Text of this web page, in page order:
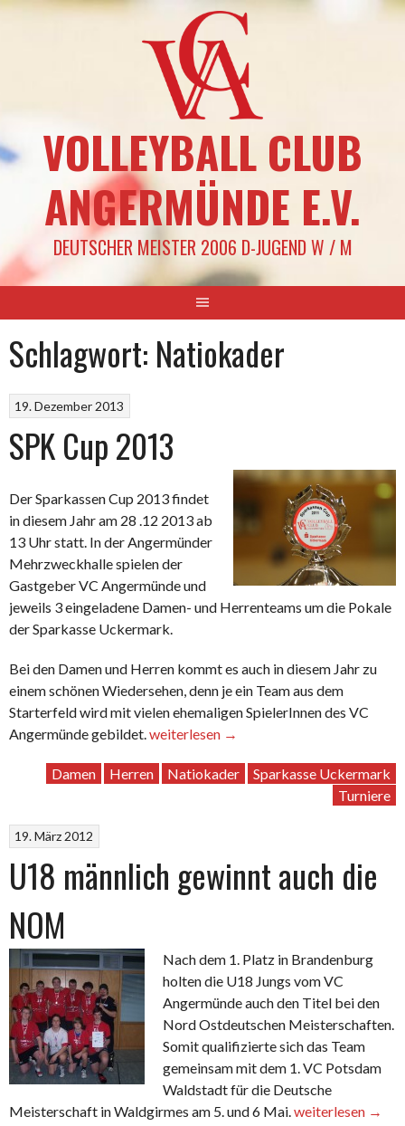
Springe
VOLLEYBALL CLUB
ANGERMÜNDE E.V.
DEUTSCHER MEISTER 2006 D-JUGEND W / M
Schlagwort: Natiokader
19. Dezember 2013
SPK Cup 2013
Der Sparkassen Cup 2013 findet
in diesem Jahr am 28 .12 2013 ab
13 Uhr statt. In der Angermünder
Mehrzweckhalle spielen der
Gastgeber VC Angermünde und
jeweils 3 eingeladene Damen- und Herrenteams um die Pokale
der Sparkasse Uckermark.
Bei den Damen und Herren kommt es auch in diesem Jahr zu
einem schönen Wiedersehen, denn je ein Team aus dem
Starterfeld wird mit vielen ehemaligen SpielerInnen des VC
Angermünde gebildet. „SPK
2013“
weiterlesen →
Damen Herren Natiokader
Sparkasse Uckermark
Turniere
19. März 2012
U18 männlich gewinnt auch die
NOM
Nach dem 1. Platz in Brandenburg
holten die U18 Jungs vom VC
Angermünde auch den Titel bei den
Nord Ostdeutschen Meisterschaften.
Somit qualifizierte sich das Team
gemeinsam mit dem 1. VC Potsdam
Waldstadt für die Deutsche
Meisterschaft in Waldgirmes am 5. und 6 Mai.„U18
weiterlesen →